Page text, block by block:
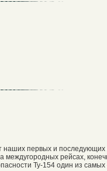
первых и последующих
рейсах,
Ту-154 один из самых